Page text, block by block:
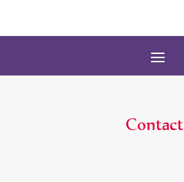
Contact